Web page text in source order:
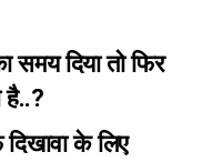
समय दिया तो फिर
है..?
दिखावा के लिए